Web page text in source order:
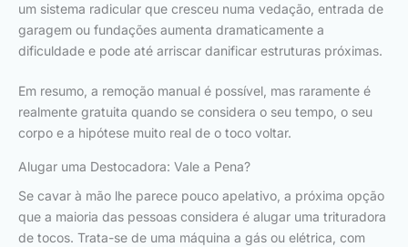
um sistema radicular que cresceu numa vedação, entrada de
garagem ou fundações aumenta dramaticamente a
dificuldade e pode até arriscar danificar estruturas próximas.
Em resumo, a remoção manual é possível, mas raramente é
realmente gratuita quando se considera o seu tempo, o seu
corpo e a hipótese muito real de o toco voltar.
Alugar uma Destocadora: Vale a Pena?
Se cavar à mão lhe parece pouco apelativo, a próxima opção
que a maioria das pessoas considera é alugar uma trituradora
de tocos. Trata-se de uma máquina a gás ou elétrica, com